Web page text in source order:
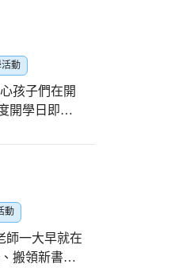
動
孩子們在開
開學日即將
動
師一大早就在
搬領新書的